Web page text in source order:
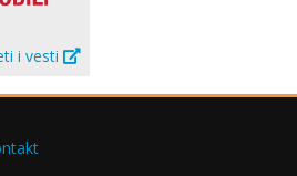
i vesti